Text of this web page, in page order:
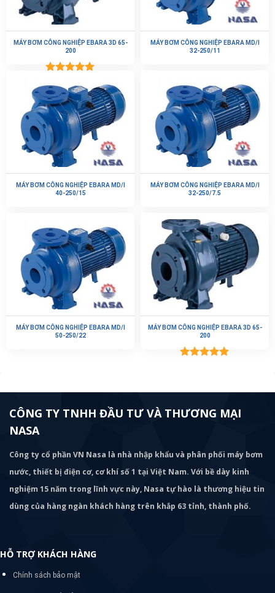
MÁY BƠM CÔNG NGHIỆP EBARA 3D 65-
200
hạng5.00
5 sao
MÁY BƠM CÔNG NGHIỆP EBARA MD/I
32-250/11
MÁY BƠM CÔNG NGHIỆP EBARA MD/I
40-250/15
MÁY BƠM CÔNG NGHIỆP EBARA MD/I
32-250/7.5
MÁY BƠM CÔNG NGHIỆP EBARA MD/I
50-250/22
MÁY BƠM CÔNG NGHIỆP EBARA 3D 65-
200
CÔNG TY TNHH ĐẦU TƯ VÀ THƯƠNG MẠI
NASA
Công ty cổ phần VN Nasa là nhà nhập khẩu và phân phối máy bơm
nước, thiết bị điện cơ, cơ khí số 1 tại Việt Nam. Với bề dày kinh
nghiệm 15 năm trong lĩnh vực này, Nasa tự hào là thương hiệu tin
dùng của hàng ngàn khách hàng trên khắp 63 tỉnh, thành phố.
HỖ TRỢ KHÁCH HÀNG
Chính sách bảo mật